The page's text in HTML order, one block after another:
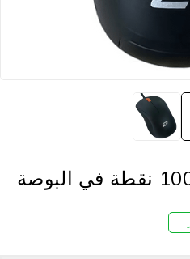
ماوس زيرو سلكي 1000 نقطة في البوصة